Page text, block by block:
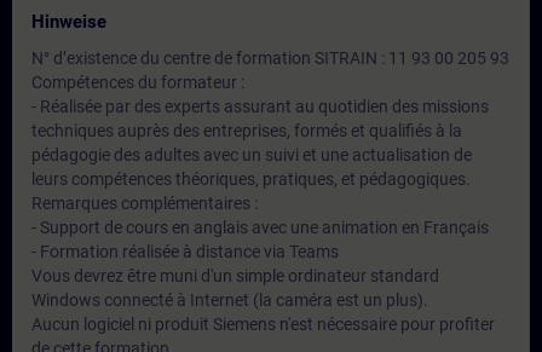
Hinweise
N° d’existence du centre de formation SITRAIN : 11 93 00 205 93
Compétences du formateur :
- Réalisée par des experts assurant au quotidien des missions
techniques auprès des entreprises, formés et qualifiés à la
pédagogie des adultes avec un suivi et une actualisation de
leurs compétences théoriques, pratiques, et pédagogiques.
Remarques complémentaires :
- Support de cours en anglais avec une animation en Français
- Formation réalisée à distance via Teams
Vous devrez être muni d'un simple ordinateur standard
Windows connecté à Internet (la caméra est un plus).
Aucun logiciel ni produit Siemens n'est nécessaire pour profiter